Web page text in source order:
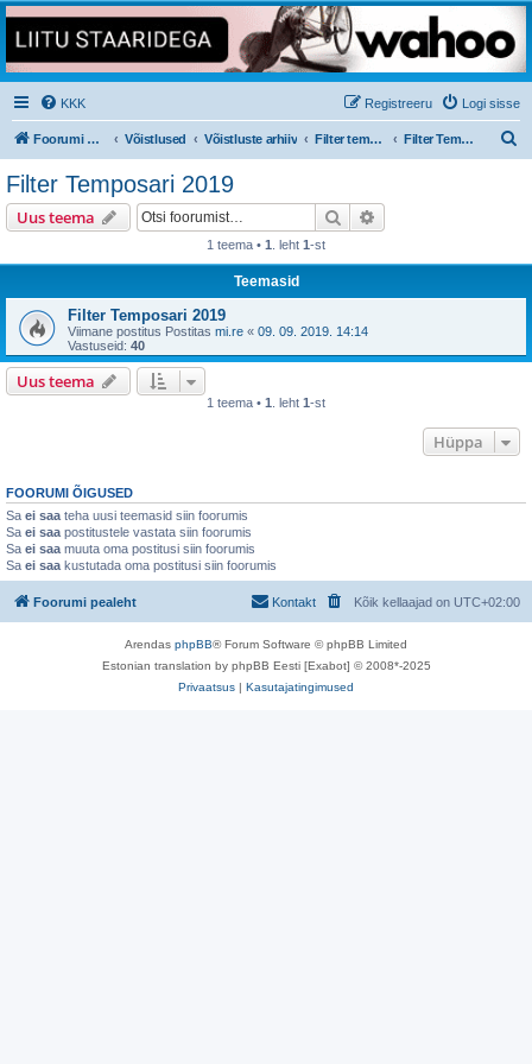
KKK Logi sisse
Registreeru
Foorumi pealeht Võistlused Võistluste arhiiv Filter temposõidukarikasari Filter Temposari 2019
Filter Temposari 2019
Uus teema Otsi
1 teema • 1 . leht 1-st
Teemasid
Filter Temposari 2019
Viimane postitus Postitas mi.re « 09. 09. 2019. 14:14
Vastuseid: 40
Uus teema
1 teema • 1 . leht 1-st
Hüppa
FOORUMI ÕIGUSED
Sa ei saa teha uusi teemasid siin foorumis
Sa ei saa postitustele vastata siin foorumis
Sa ei saa muuta oma postitusi siin foorumis
Sa ei saa kustutada oma postitusi siin foorumis
Foorumi pealeht Kõik kellaajad on UTC+02:00
Kontakt
Arendas phpBB® Forum Software © phpBB Limited
Estonian translation by phpBB Eesti [Exabot] © 2008*-2025
Privaatsus | Kasutajatingimused